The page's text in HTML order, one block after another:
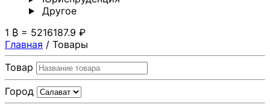
Другoе
1 ₿ = 5216187.9 ₽
Главная / Товары
Товар
Город